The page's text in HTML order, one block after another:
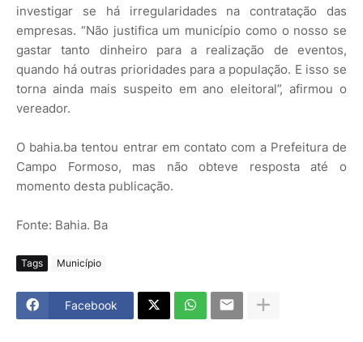
investigar se há irregularidades na contratação das
empresas. “Não justifica um município como o nosso se
gastar tanto dinheiro para a realização de eventos,
quando há outras prioridades para a população. E isso se
torna ainda mais suspeito em ano eleitoral”, afirmou o
vereador.
O bahia.ba tentou entrar em contato com a Prefeitura de
Campo Formoso, mas não obteve resposta até o
momento desta publicação.
Fonte: Bahia. Ba
Tags Município
Facebook